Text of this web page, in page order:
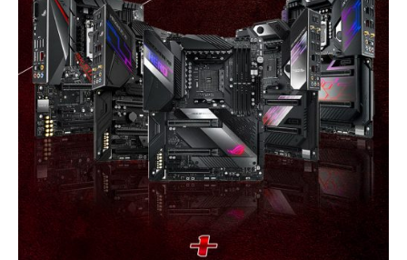
시
ASUS
특
별
한
정
판
경
품
이
벤
진